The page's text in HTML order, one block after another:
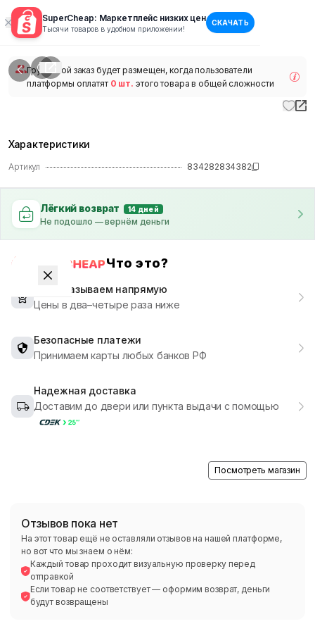
SuperCheap: Маркетплейс низких цен
Тысячи товаров в удобном приложении!
СКАЧАТЬ
1/
Групповой заказ будет размещен, когда пользователи
платформы оплатят 0 шт. этого товара в общей сложности
Характеристики
Артикул 834282834382
Лёгкий возврат 14 дней
Не подошло — вернём деньги
Что это?
Мы заказываем напрямую
Цены в два–четыре раза ниже
Безопасные платежи
Принимаем карты любых банков РФ
Надежная доставка
Доставим до двери или пункта выдачи с помощью
Посмотреть магазин
Отзывов пока нет
На этот товар ещё не оставляли отзывов на нашей платформе,
но вот что мы знаем о нём:
Каждый товар проходит визуальную проверку перед
отправкой
Если товар не соответствует — оформим возврат, деньги
будут возвращены